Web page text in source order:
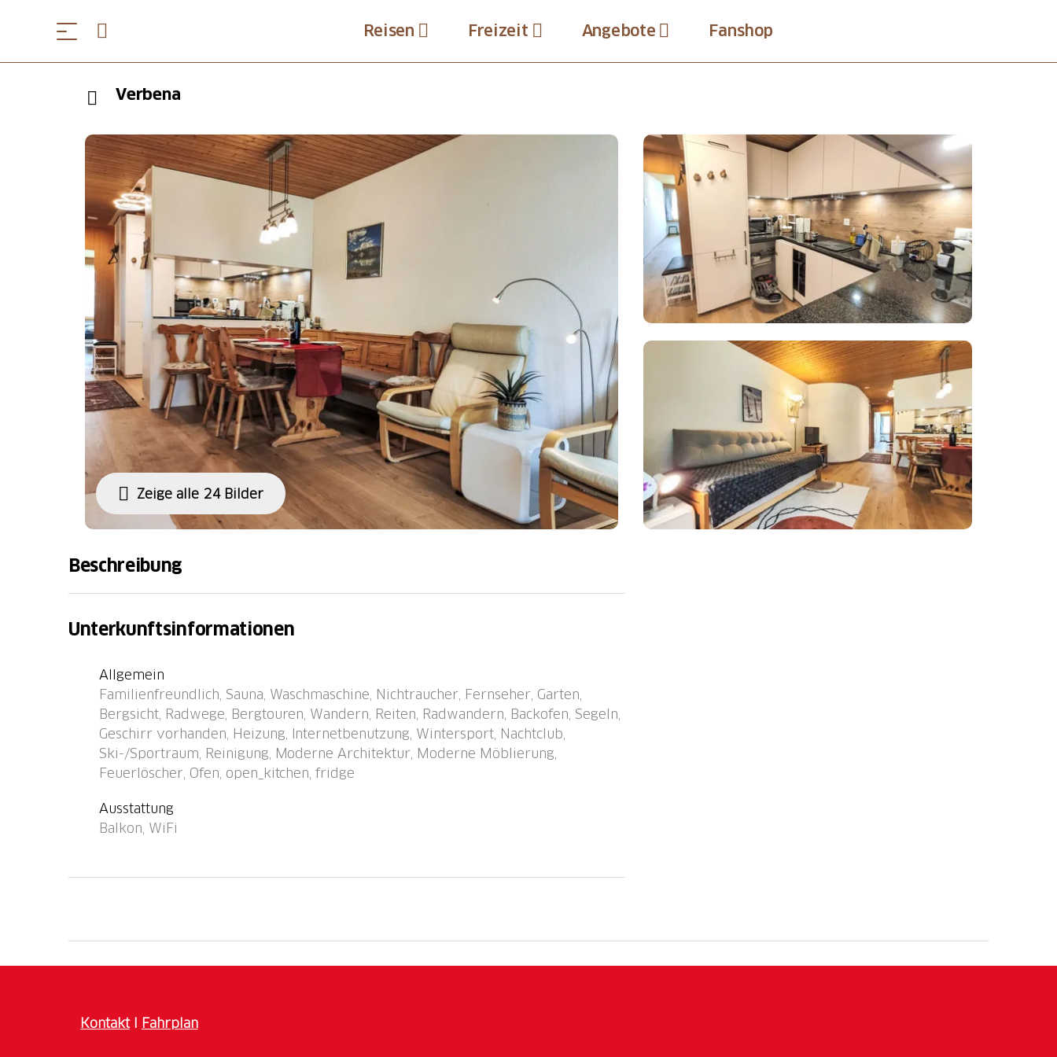
Reisen Freizeit Angebote Fanshop
Verbena
Zeige alle 24 Bilder
Beschreibung
1971. Im Ortsteil Davos Dorf, 700 m vom Zentrum von Davos Dorf, ruhige Lage in
Wäschetrockner. Wäschewechsel (zusätzlich extra). Handtuchwechsel (zusätzlich
extra). Wohnungsreinigung möglich (extra). Zufahrt bis zum Haus. Einkaufsgeschäft
600 m, Supermarkt, Restaurant, Bäckerei 800 m, Café 800 m, Fahrradverleih 600 m,
Bushaltestelle 200 m, Bahnstation "Davos Dorf", Hallenbad 1 km, Badebucht 550 m,
Strandbad 600 m, See Davoser See 500 m. Golfplatz (18 Loch) 1.7 km, Surfschule,
Segelschule, Tennis 5 km, Tennishalle 5 km, Minigolf 1.5 km, Reitstall 6 km,
Sportzentrum 2 km, Wanderwege ab Haus, Radweg 100 m, Luftseilbahn 3 km,
Bergeisenbahn, Skilift, Skipisten 500 m, Skiverleih 500 m, Skibushaltestelle 100 m,
Skischule 600 m, Kinderskischule 500 m, Schlittelbahn 600 m, Langlaufloipe 200 m,
Heimatmuseum 200 m. Bekannte Skigebiete sind gut erreichbar: Parsenn 1 km,
am Ferienhaus möglich.
Unterkunftsinformationen
Allgemein
Familienfreundlich, Sauna, Waschmaschine, Nichtraucher, Fernseher, Garten,
Bergsicht, Radwege, Bergtouren, Wandern, Reiten, Radwandern, Backofen, Segeln,
Geschirr vorhanden, Heizung, Internetbenutzung, Wintersport, Nachtclub,
Ski-/Sportraum, Reinigung, Moderne Architektur, Moderne Möblierung,
Feuerlöscher, Ofen, open_kitchen, fridge
Ausstattung
Balkon, WiFi
KontaktI Fahrplan